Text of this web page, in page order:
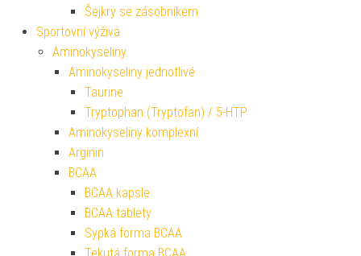
Šejkry se zásobníkem
Sportovní výživa
Aminokyseliny
Aminokyseliny jednotlivé
Taurine
Tryptophan (Tryptofan) / 5-HTP
Aminokyseliny komplexní
Arginin
BCAA
BCAA kapsle
BCAA tablety
Sypká forma BCAA